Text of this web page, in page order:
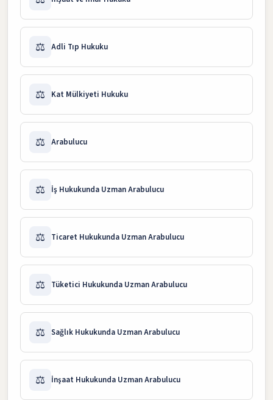
⚖️ Adli Tıp Hukuku
⚖️ Kat Mülkiyeti Hukuku
⚖️ Arabulucu
⚖️ İş Hukukunda Uzman Arabulucu
⚖️ Ticaret Hukukunda Uzman Arabulucu
⚖️ Tüketici Hukukunda Uzman Arabulucu
⚖️ Sağlık Hukukunda Uzman Arabulucu
⚖️ İnşaat Hukukunda Uzman Arabulucu